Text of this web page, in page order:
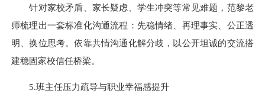
针对家校矛盾、家长疑虑、学生冲突等常见难题，范黎老
师梳理出一套标准化沟通流程：先稳情绪、再理事实、公正透
明、换位思考。依靠共情沟通化解分歧，以公开坦诚的交流搭
建稳固家校信任桥梁。
5.班主任压力疏导与职业幸福感提升